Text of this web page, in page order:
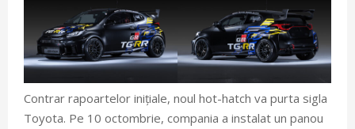
Contrar rapoartelor inițiale, noul hot-hatch va purta sigla
Toyota. Pe 10 octombrie, compania a instalat un panou